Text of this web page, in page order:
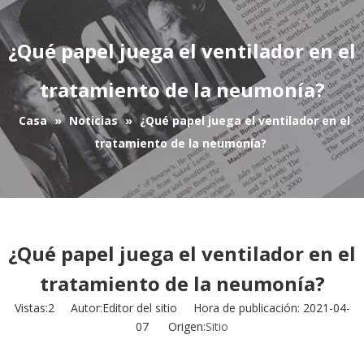
¿Qué papel juega el ventilador en el
tratamiento de la neumonía?
Casa » Noticias » ¿Qué papel juega el ventilador en el
tratamiento de la neumonía?
¿Qué papel juega el ventilador en el
tratamiento de la neumonía?
Vistas:2Autor:Editor del sitio Hora de publicación: 2021-04-
07 Origen:Sitio